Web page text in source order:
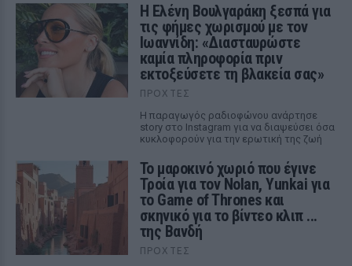
Η Ελένη Βουλγαράκη ξεσπά για
τις φήμες χωρισμού με τον
Ιωαννίδη: «Διασταυρώστε
καμία πληροφορία πριν
εκτοξεύσετε τη βλακεία σας»
ΠΡΟΧΤΈΣ
Η παραγωγός ραδιοφώνου ανάρτησε
story στο Instagram για να διαψεύσει όσα
κυκλοφορούν για την ερωτική της ζωή
Το μαροκινό χωριό που έγινε
Τροία για τον Nolan, Yunkai για
το Game of Thrones και
σκηνικό για το βίντεο κλιπ ...
της Βανδή
ΠΡΟΧΤΈΣ